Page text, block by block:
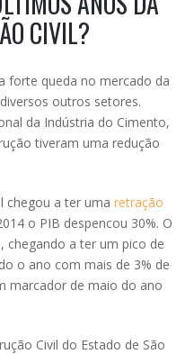
CIVIL?
forte queda no mercado da
outros setores.
da Indústria do Cimento,
tiveram uma redução
chegou a ter uma retração
o PIB despencou 30%. O
chegando a ter um pico de
o ano com mais de 3% de
marcador de maio do ano
Civil do Estado de São